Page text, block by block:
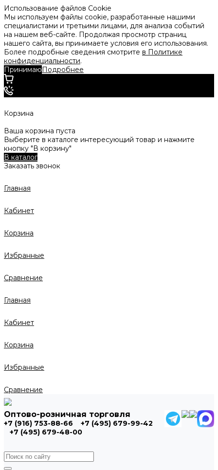
Использование файлов Cookie
Мы используем файлы cookie, разработанные нашими
специалистами и третьими лицами, для анализа событий
на нашем веб-сайте. Продолжая просмотр страниц
нашего сайта, вы принимаете условия его использования.
Более подробные сведения смотрите в Политике
конфиденциальности.
ПринимаюПодробнее
Корзина
Ваша корзина пуста
Выберите в каталоге интересующий товар и нажмите
кнопку "В корзину"
В каталог
Заказать звонок
Главная
Кабинет
Корзина
Избранные
Сравнение
Главная
Кабинет
Корзина
Избранные
Сравнение
Оптово-розничная торговля
+7 (916) 753-88-66
+7 (495) 679-99-42
+7 (495) 679-48-00